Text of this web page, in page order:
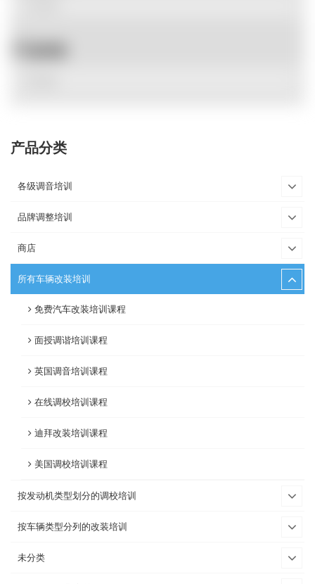
产品分类
各级调音培训
品牌调整培训
商店
所有车辆改装培训
免费汽车改装培训课程
面授调谐培训课程
英国调音培训课程
在线调校培训课程
迪拜改装培训课程
美国调校培训课程
按发动机类型划分的调校培训
按车辆类型分列的改装培训
未分类